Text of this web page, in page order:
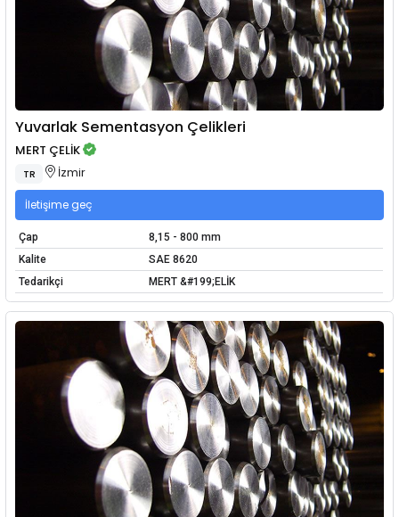
Yuvarlak Sementasyon Çelikleri
MERT ÇELİK
TR İzmir
İletişime geç
Çap
8,15 - 800 mm
Kalite
SAE 8620
Tedarikçi
MERT &#199;ELİK